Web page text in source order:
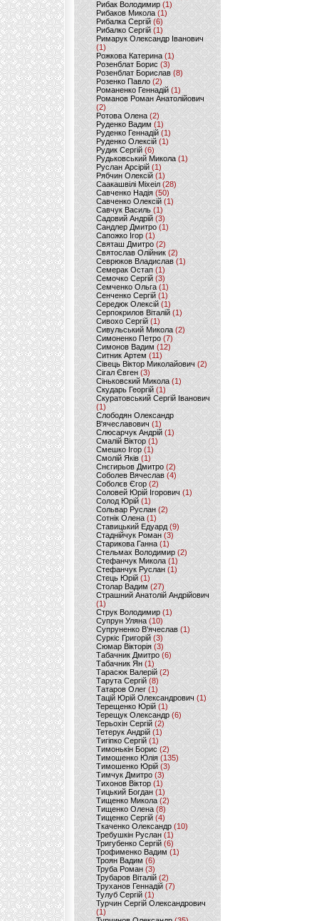
Рибак Володимир(1)
Рибаков Микола(1)
Рибалка Сергій (6)
Рибалко Сергій (1)
Римарук Олександр Іванович
(1)
Рожкова Катерина(1)
Розенблат Борис (3)
Розенблат Борислав (8)
Розенко Павло (2)
Романенко Геннадій (1)
Романов Роман Анатолійович
(2)
Ротова Олена(2)
Руденко Вадим (1)
Руденко Геннадій (1)
Руденко Олексій(1)
Рудик Сергій(6)
Рудьковський Микола (1)
Руслан Арсірій(1)
Рябчин Олексій (1)
Саакашвілі Міхеіл(28)
Савченко Надія (50)
Савченко Олексій(1)
Савчук Василь (1)
Садовий Андрій (3)
Сандлер Дмитро(1)
Сапожко Ігор(1)
Святаш Дмитро (2)
Святослав Олійник (2)
Севрюков Владислав (1)
Семерак Остап (1)
Семочко Сергій (3)
Семченко Ольга (1)
Сенченко Сергій(1)
Середюк Олексій(1)
Серпокрилов Віталій(1)
Сивохо Сергій(1)
Сивульський Микола(2)
Симоненко Петро(7)
Симонов Вадим (12)
Ситник Артем(11)
Сівець Віктор Миколайович(2)
Сігал Євген (3)
Сіньковский Микола(1)
Скударь Георгій (1)
Скуратовський Сергій Іванович
(1)
Слободян Олександр
В'ячеславович(1)
Слюсарчук Андрій(1)
Смалій Віктор (1)
Смешко Ігор (1)
Смолій Яків (1)
Снєгирьов Дмитро (2)
Соболев Вячеслав (4)
Соболєв Єгор(2)
Соловей Юрій Ігорович (1)
Солод Юрій (1)
Сольвар Руслан (2)
Сотнік Олена(1)
Ставицький Едуард (9)
Стаднійчук Роман(3)
Старикова Ганна (1)
Стельмах Володимир(2)
Стефанчук Микола (1)
Стефанчук Руслан (1)
Стець Юрій (1)
Столар Вадим(27)
Страшний Анатолій Андрійович
(1)
Струк Володимир (1)
Супрун Уляна (10)
Супруненко В'ячеслав (1)
Суркіс Григорій (3)
Сюмар Вікторія (3)
Табачник Дмитро (6)
Табачник Ян(1)
Тарасюк Валерій (2)
Тарута Сергій (8)
Татаров Олег(1)
Тацій Юрій Олександрович(1)
Терещенко Юрій(1)
Терещук Олександр(6)
Терьохін Сергій (2)
Тетерук Андрій (1)
Тигіпко Сергій(1)
Тимонькін Борис (2)
Тимошенко Юлія (135)
Тимошенко Юрій(3)
Тимчук Дмитро (3)
Тихонов Віктор (1)
Тицький Богдан (1)
Тищенко Микола (2)
Тищенко Олена (8)
Тищенко Сергій (4)
Ткаченко Олександр (10)
Требушкін Руслан (1)
Тригубенко Сергій(6)
Трофименко Вадим (1)
Троян Вадим (6)
Труба Роман(3)
Трубаров Віталій (2)
Труханов Геннадій (7)
Тулуб Сергій(1)
Турчин Сергій Олександрович
(1)